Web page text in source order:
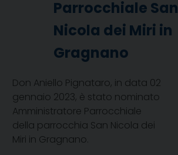
Parrocchiale San
Nicola dei Miri in
Gragnano
Don Aniello Pignataro, in data 02
gennaio 2023, è stato nominato
Amministratore Parrocchiale
della parrocchia San Nicola dei
Miri in Gragnano.